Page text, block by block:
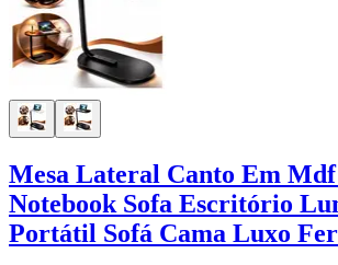
Mesa Lateral Canto Em
Notebook Sofa Escritório
Portátil Sofá Cama Luxo